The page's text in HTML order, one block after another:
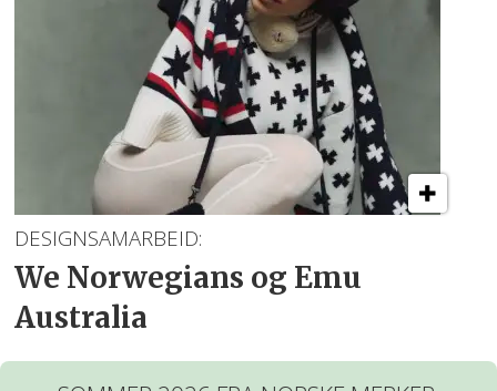
DESIGNSAMARBEID:
We Norwegians og Emu
Australia